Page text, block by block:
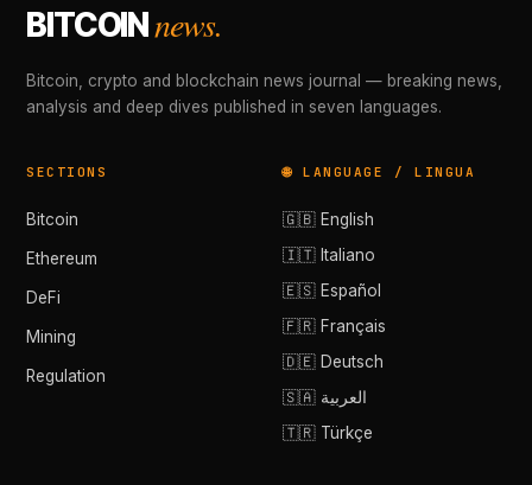
BITCOINnews.
Bitcoin, crypto and blockchain news journal — breaking news,
analysis and deep dives published in seven languages.
SECTIONS
Bitcoin
Ethereum
DeFi
Mining
Regulation
🌐 LANGUAGE / LINGUA
🇬🇧 English
🇮🇹 Italiano
🇪🇸 Español
🇫🇷 Français
🇩🇪 Deutsch
🇸🇦 العربية
🇹🇷 Türkçe